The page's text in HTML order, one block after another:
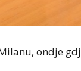
ondje